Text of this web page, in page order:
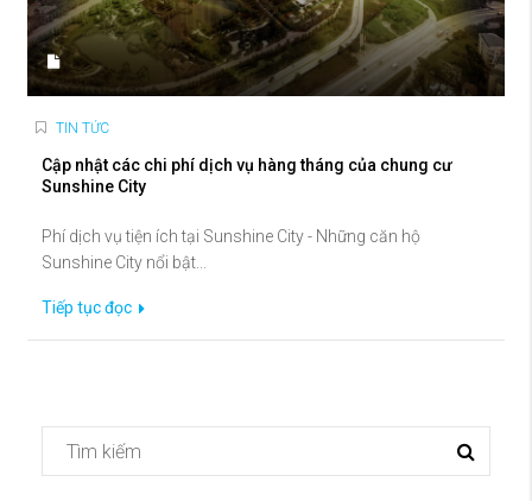
TIN TỨC
Cập nhật các chi phí dịch vụ hàng tháng của chung cư
Sunshine City
Phí dịch vụ tiện ích tại Sunshine City - Những căn hộ
Sunshine City nổi bật...
Tiếp tục đọc